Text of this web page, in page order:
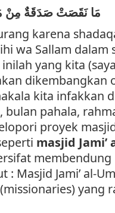
مَا نَقَصَت صَدَقَةٌ مِنْ
karena
wa Sallam
yang kita
dikembangkan
kita infakkan
bulan pahala,
proyek
masjid Jami’
membendung
Masjid Jami’ al-
yang